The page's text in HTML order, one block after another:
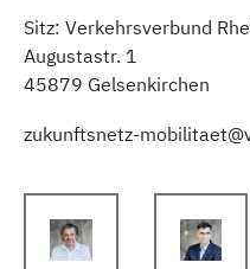
Sitz: Verkehrsverbund
Augustastr. 1
45879 Gelsenkirchen
zukunftsnetz-